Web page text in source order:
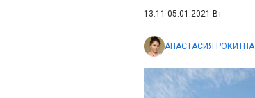
13:11 05.01.2021 Вт
АНАСТАСИЯ РОКИТНА